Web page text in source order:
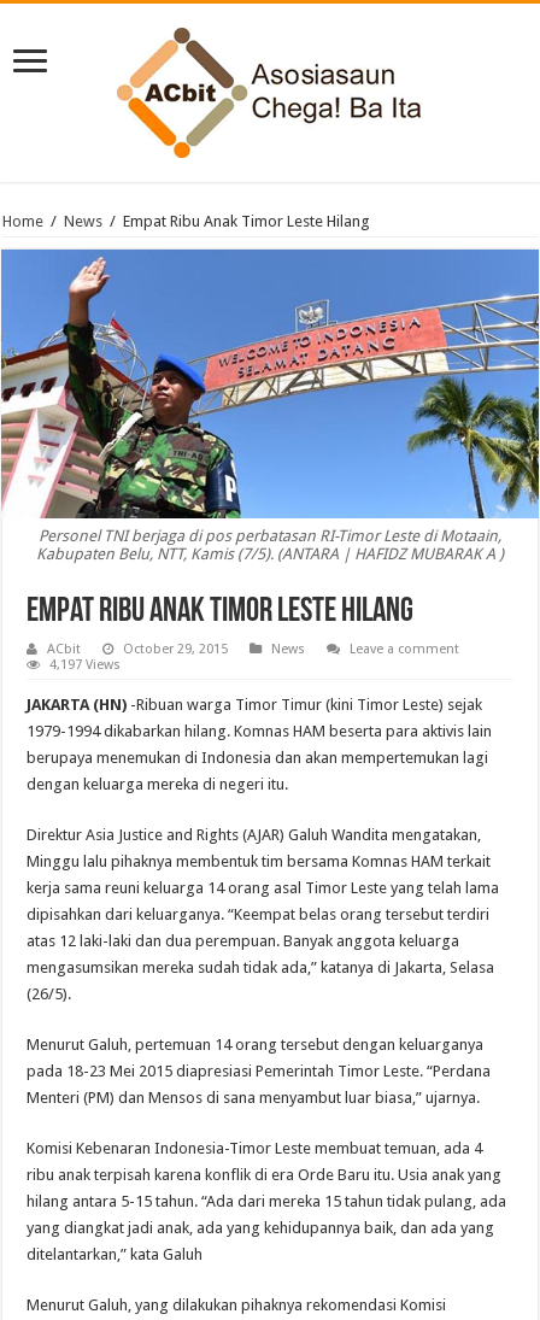
Home / News / Empat Ribu Anak Timor Leste Hilang
Personel TNI berjaga di pos perbatasan RI-Timor Leste di Motaain,
Kabupaten Belu, NTT, Kamis (7/5). (ANTARA | HAFIDZ MUBARAK A )
Empat Ribu Anak Timor Leste Hilang
ACbit October 29, 2015 News
Leave a comment
4,197 Views
JAKARTA (HN) -Ribuan warga Timor Timur (kini Timor Leste) sejak
1979-1994 dikabarkan hilang. Komnas HAM beserta para aktivis lain
berupaya menemukan di Indonesia dan akan mempertemukan lagi
dengan keluarga mereka di negeri itu.
Direktur Asia Justice and Rights (AJAR) Galuh Wandita mengatakan,
Minggu lalu pihaknya membentuk tim bersama Komnas HAM terkait
kerja sama reuni keluarga 14 orang asal Timor Leste yang telah lama
dipisahkan dari keluarganya. “Keempat belas orang tersebut terdiri
atas 12 laki-laki dan dua perempuan. Banyak anggota keluarga
mengasumsikan mereka sudah tidak ada,” katanya di Jakarta, Selasa
(26/5).
Menurut Galuh, pertemuan 14 orang tersebut dengan keluarganya
pada 18-23 Mei 2015 diapresiasi Pemerintah Timor Leste. “Perdana
Menteri (PM) dan Mensos di sana menyambut luar biasa,” ujarnya.
Komisi Kebenaran Indonesia-Timor Leste membuat temuan, ada 4
ribu anak terpisah karena konflik di era Orde Baru itu. Usia anak yang
hilang antara 5-15 tahun. “Ada dari mereka 15 tahun tidak pulang, ada
yang diangkat jadi anak, ada yang kehidupannya baik, dan ada yang
ditelantarkan,” kata Galuh
Menurut Galuh, yang dilakukan pihaknya rekomendasi Komisi